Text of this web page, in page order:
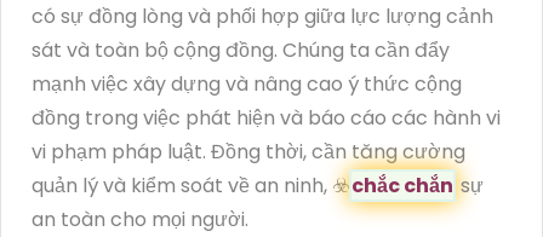
có sự đồng lòng và phối hợp giữa lực lượng cảnh
sát và toàn bộ cộng đồng. Chúng ta cần đẩy
mạnh việc xây dựng và nâng cao ý thức cộng
đồng trong việc phát hiện và báo cáo các hành vi
vi phạm pháp luật. Đồng thời, cần tăng cường
quản lý và kiểm soát về an ninh, ☣️chắc chắn sự
an toàn cho mọi người.